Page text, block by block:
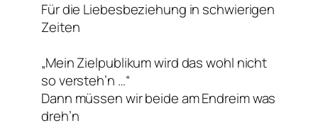
Für die Liebesbeziehung in schwierigen
Zeiten
„Mein Zielpublikum wird das wohl nicht
so versteh’n …“
Dann müssen wir beide am Endreim was
dreh’n